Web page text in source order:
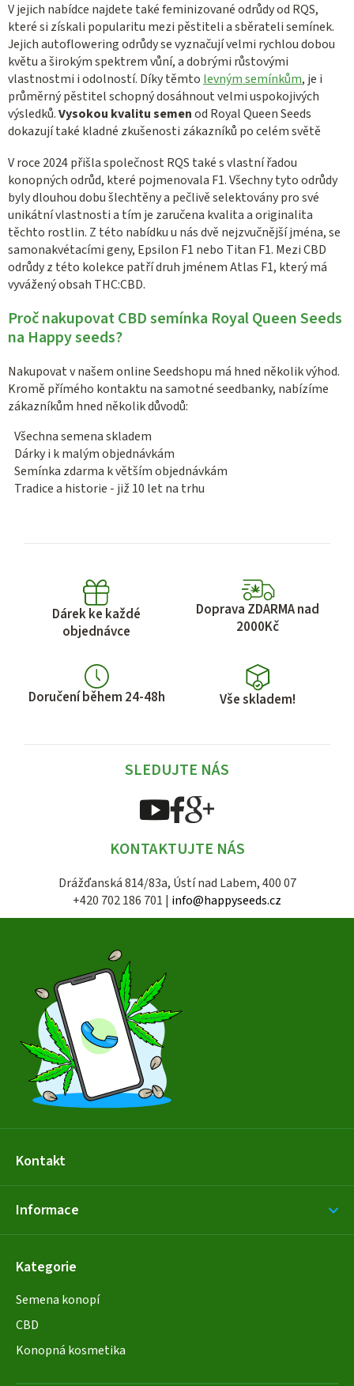
V jejich nabídce najdete také feminizované odrůdy od RQS,
které si získali popularitu mezi pěstiteli a sběrateli semínek.
Jejich autoflowering odrůdy se vyznačují velmi rychlou dobou
květu a širokým spektrem vůní, a dobrými růstovými
vlastnostmi i odolností. Díky těmto levným semínkům, je i
průměrný pěstitel schopný dosáhnout velmi uspokojivých
výsledků.Vysokou kvalitu semenod Royal Queen Seeds
dokazují také kladné zkušenosti zákazníků po celém světě
V roce 2024 přišla společnost RQS také s vlastní řadou
konopných odrůd, které pojmenovala F1. Všechny tyto odrůdy
byly dlouhou dobu šlechtěny a pečlivě selektovány pro své
unikátní vlastnosti a tím je zaručena kvalita a originalita
těchto rostlin. Z této nabídku u nás dvě nejzvučnější jména, se
samonakvétacími geny, Epsilon F1 nebo Titan F1. Mezi CBD
odrůdy z této kolekce patří druh jménem Atlas F1, který má
vyvážený obsah THC:CBD.
Proč nakupovat CBD semínka Royal Queen Seeds
na Happy seeds?
Nakupovat v našem online Seedshopu má hned několik výhod.
Kromě přímého kontaktu na samotné seedbanky, nabízíme
zákazníkům hned několik důvodů:
Všechna semena skladem
Dárky i k malým objednávkám
Semínka zdarma k větším objednávkám
Tradice a historie - již 10 let na trhu
Dárek ke každé
objednávce
Doprava ZDARMA nad
2000Kč
Doručení během 24-48h Vše skladem!
SLEDUJTE NÁS
KONTAKTUJTE NÁS
Drážďanská 814/83a, Ústí nad Labem, 400 07
+420 702 186 701 | info@happyseeds.cz
Kontakt
Informace
Kategorie
Semena konopí
CBD
Konopná kosmetika